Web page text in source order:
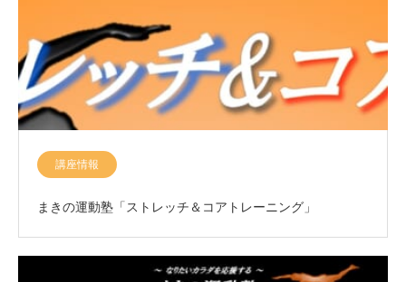
講座情報
まきの運動塾「ストレッチ＆コアトレーニング」